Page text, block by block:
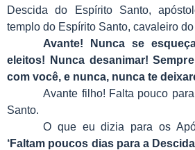
Descida do Espírito Santo,
templo do Espírito Santo, cavaleiro
Avante! Nunca se
eleitos! Nunca desanimar!
com você, e nunca, nunca te
Avante filho! Falta pouco
Santo.
O que eu dizia para os
‘Faltam poucos dias para a